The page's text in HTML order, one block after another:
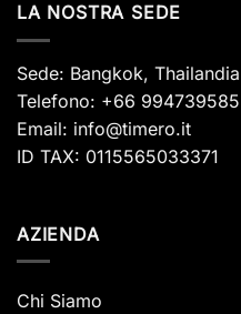
LA NOSTRA SEDE
Sede: Bangkok, Thailandia
Telefono: +66 994739585
Email: info@timero.it
ID TAX: 0115565033371
AZIENDA
Chi Siamo